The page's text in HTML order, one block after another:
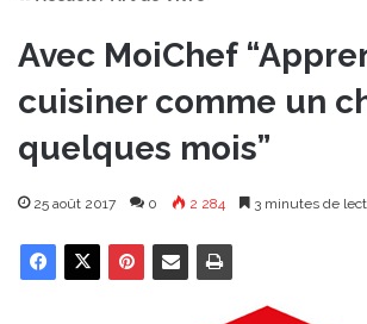
Avec MoiChef
cuisiner comme un
quelques mois”
25 août 2017 0 2 284 3 minutes de